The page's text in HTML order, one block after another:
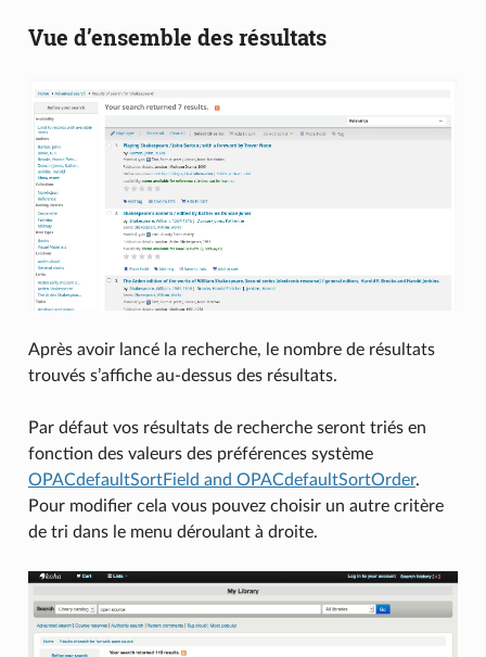
Vue d’ensemble des résultats
Après avoir lancé la recherche, le nombre de résultats
trouvés s’affiche au-dessus des résultats.
Par défaut vos résultats de recherche seront triés en
fonction des valeurs des préférences système
OPACdefaultSortField and OPACdefaultSortOrder.
Pour modifier cela vous pouvez choisir un autre critère
de tri dans le menu déroulant à droite.